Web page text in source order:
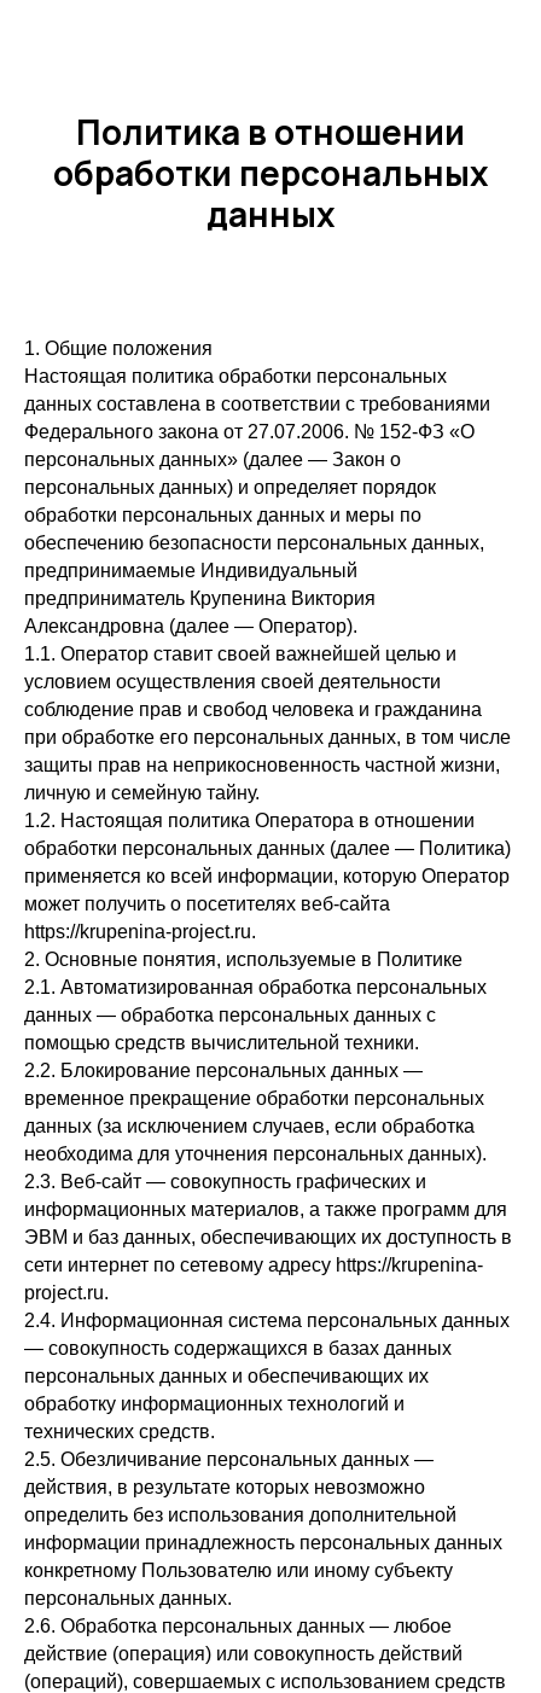
Политика в отношении
обработки персональных
данных
1. Общие положения
Настоящая политика обработки персональных
данных составлена в соответствии с требованиями
Федерального закона от 27.07.2006. № 152-ФЗ «О
персональных данных» (далее — Закон о
персональных данных) и определяет порядок
обработки персональных данных и меры по
обеспечению безопасности персональных данных,
предпринимаемые Индивидуальный
предприниматель Крупенина Виктория
Александровна (далее — Оператор).
1.1. Оператор ставит своей важнейшей целью и
условием осуществления своей деятельности
соблюдение прав и свобод человека и гражданина
при обработке его персональных данных, в том числе
защиты прав на неприкосновенность частной жизни,
личную и семейную тайну.
1.2. Настоящая политика Оператора в отношении
обработки персональных данных (далее — Политика)
применяется ко всей информации, которую Оператор
может получить о посетителях веб-сайта
https://krupenina-project.ru.
2. Основные понятия, используемые в Политике
2.1. Автоматизированная обработка персональных
данных — обработка персональных данных с
помощью средств вычислительной техники.
2.2. Блокирование персональных данных —
временное прекращение обработки персональных
данных (за исключением случаев, если обработка
необходима для уточнения персональных данных).
2.3. Веб-сайт — совокупность графических и
информационных материалов, а также программ для
ЭВМ и баз данных, обеспечивающих их доступность в
сети интернет по сетевому адресу https://krupenina-
project.ru.
2.4. Информационная система персональных данных
— совокупность содержащихся в базах данных
персональных данных и обеспечивающих их
обработку информационных технологий и
технических средств.
2.5. Обезличивание персональных данных —
действия, в результате которых невозможно
определить без использования дополнительной
информации принадлежность персональных данных
конкретному Пользователю или иному субъекту
персональных данных.
2.6. Обработка персональных данных — любое
действие (операция) или совокупность действий
(операций), совершаемых с использованием средств